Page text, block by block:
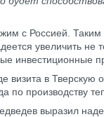
с Россией.
увеличить не
инвестиционные
в Тверскую
по производству
выразил